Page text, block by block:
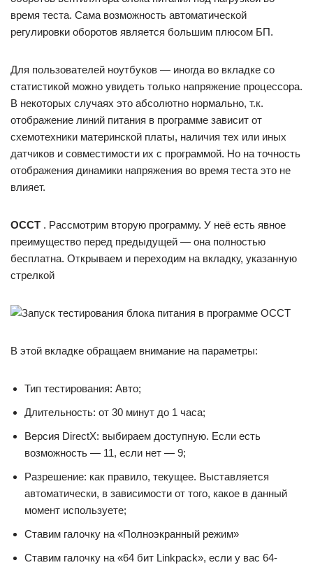
время теста. Сама возможность автоматической
регулировки оборотов является большим плюсом БП.
Для пользователей ноутбуков — иногда во вкладке со
статистикой можно увидеть только напряжение процессора.
В некоторых случаях это абсолютно нормально, т.к.
отображение линий питания в программе зависит от
схемотехники материнской платы, наличия тех или иных
датчиков и совместимости их с программой. Но на точность
отображения динамики напряжения во время теста это не
влияет.
OCCT . Рассмотрим вторую программу. У неё есть явное
преимущество перед предыдущей — она полностью
бесплатна. Открываем и переходим на вкладку, указанную
стрелкой
В этой вкладке обращаем внимание на параметры:
Тип тестирования: Авто;
Длительность: от 30 минут до 1 часа;
Версия DirectX: выбираем доступную. Если есть
возможность — 11, если нет — 9;
Разрешение: как правило, текущее. Выставляется
автоматически, в зависимости от того, какое в данный
момент используете;
Ставим галочку на «Полноэкранный режим»
Ставим галочку на «64 бит Linkpack», если у вас 64-